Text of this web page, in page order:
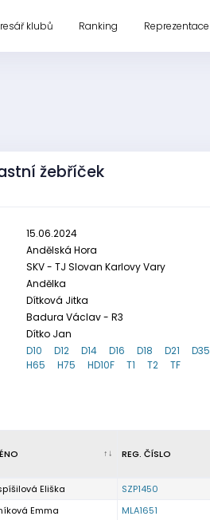
klubů Ranking Reprezentace
žebříček
15.06.2024
Andělská Hora
SKV - TJ Slovan Karlovy Vary
Andělka
Dítková Jitka
Badura Václav - R3
Dítko Jan
D10 D12 D14 D16 D18 D21 D35
H65
H75 HD10F T1 T2 TF
REG. ČÍSLO
Eliška SZP1450
Emma MLA1651